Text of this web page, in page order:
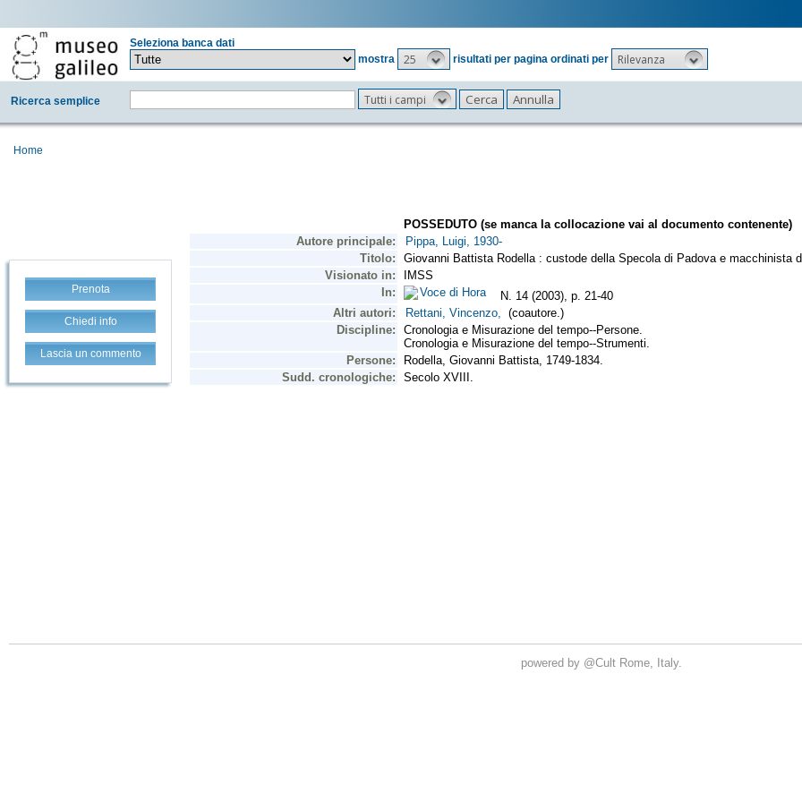
Seleziona banca dati
mostra
25 risultati per pagina ordinati per Rilevanza
Ricerca semplice Tutti i campi
Home
Prenota
Chiedi info
Lascia un commento
powered by @Cult Rome, Italy.